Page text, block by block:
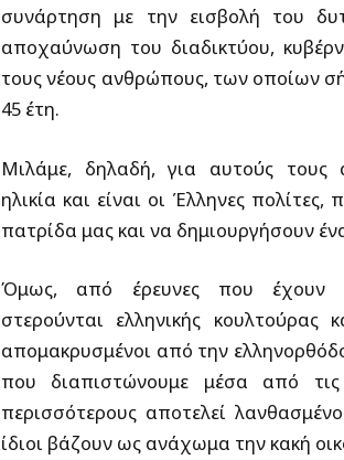
συνάρτηση με την εισβολή του
αποχαύνωση του διαδικτύου,
τους νέους ανθρώπους, των οποίων
45 έτη.
Μιλάμε, δηλαδή, για αυτούς
ηλικία και είναι οι Έλληνες
πατρίδα μας και να δημιουργήσουν
Όμως, από έρευνες που έχουν
στερούνται ελληνικής
απομακρυσμένοι από την
που διαπιστώνουμε μέσα από
περισσότερους αποτελεί
ίδιοι βάζουν ως ανάχωμα την κακή